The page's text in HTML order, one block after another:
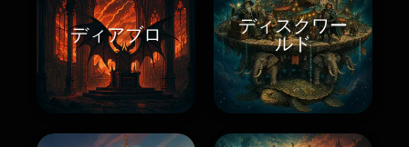
ディアブロ
ディスクワー
ルド